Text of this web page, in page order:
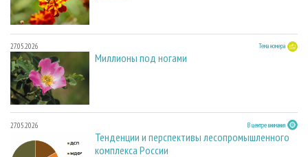
27.05.2026 Тема номера
Миллионы под ногами
27.05.2026 В центре внимания
Тенденции и перспективы лесопромышленного
комплекса России